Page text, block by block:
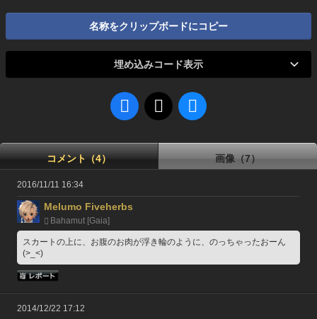
名称をクリップボードにコピー
埋め込みコード表示
コメント（4） 画像（7）
2016/11/11 16:34
Melumo Fiveherbs
Bahamut [Gaia]
スカートの上に、お腹のお肉が浮き輪のように、のっちゃったおーん
(>_<)
2014/12/22 17:12